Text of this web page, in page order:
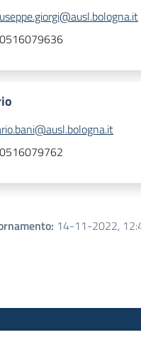
0516079636
0516079762
: 14-11-2022,